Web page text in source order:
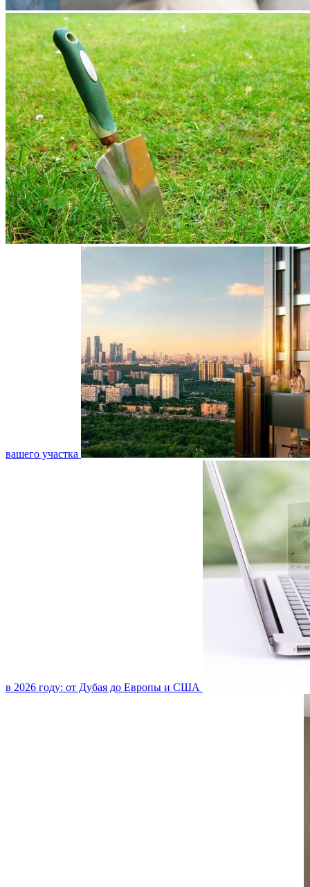
вашего участка
в 2026 году: от Дубая до Европы и США